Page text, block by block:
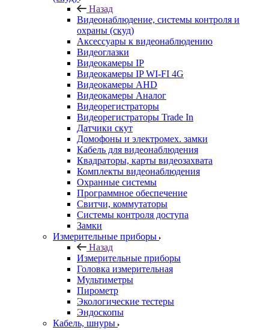
Назад
Видеонаблюдение, системы контроля и
охраны (скуд)
Аксессуары к видеонаблюдению
Видеоглазки
Видеокамеры IP
Видеокамеры IP WI-FI 4G
Видеокамеры AHD
Видеокамеры Аналог
Видеорегистраторы
Видеорегистраторы Trade In
Датчики скут
Домофоны и электромех. замки
Кабель для видеонаблюдения
Квадраторы, карты видеозахвата
Комплекты видеонаблюдения
Охранные системы
Программное обеспечение
Свитчи, коммутаторы
Системы контроля доступа
Замки
Измерительные приборы
Назад
Измерительные приборы
Головка измерительная
Мультиметры
Пирометр
Экологические тестеры
Эндоскопы
Кабель, шнуры